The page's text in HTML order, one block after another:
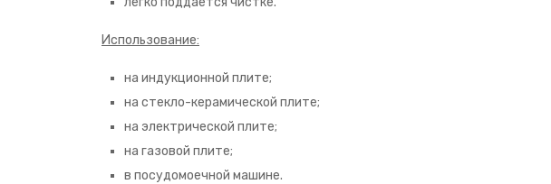
Использование:
на индукционной плите;
на стекло-керамической плите;
на электрической плите;
на газовой плите;
в посудомоечной машине.